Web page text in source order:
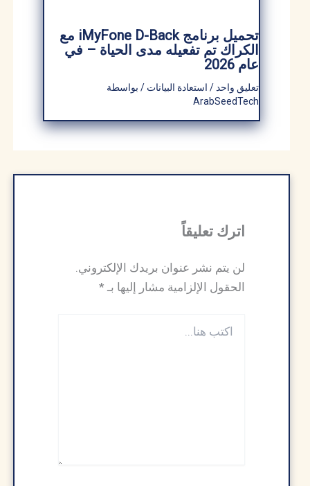
تحميل برنامج iMyFone D-Back مع
الكراك تم تفعيله مدى الحياة – في
عام 2026
تعليق واحد/ استعادة البيانات/ بواسطة
ArabSeedTech
اترك تعليقاً
لن يتم نشر عنوان بريدك الإلكتروني.
الحقول الإلزامية مشار إليها بـ*